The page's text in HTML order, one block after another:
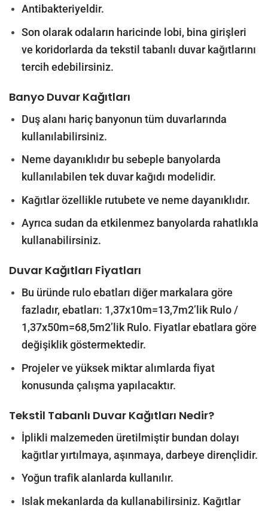
Antibakteriyeldir.
Son olarak odaların haricinde lobi, bina girişleri
ve koridorlarda da tekstil tabanlı duvar kağıtlarını
tercih edebilirsiniz.
Banyo Duvar Kağıtları
Duş alanı hariç banyonun tüm duvarlarında
kullanılabilirsiniz.
Neme dayanıklıdır bu sebeple banyolarda
kullanılabilen tek duvar kağıdı modelidir.
Kağıtlar özellikle rutubete ve neme dayanıklıdır.
Ayrıca sudan da etkilenmez banyolarda rahatlıkla
kullanabilirsiniz.
Duvar Kağıtları Fiyatları
Bu üründe rulo ebatları diğer markalara göre
fazladır, ebatları: 1,37x10m=13,7m2’lik Rulo /
1,37x50m=68,5m2’lik Rulo. Fiyatlar ebatlara göre
değişiklik göstermektedir.
Projeler ve yüksek miktar alımlarda fiyat
konusunda çalışma yapılacaktır.
Tekstil Tabanlı Duvar Kağıtları Nedir?
İplikli malzemeden üretilmiştir bundan dolayı
kağıtlar yırtılmaya, aşınmaya, darbeye dirençlidir.
Yoğun trafik alanlarda kullanılır.
Islak mekanlarda da kullanabilirsiniz. Kağıtlar